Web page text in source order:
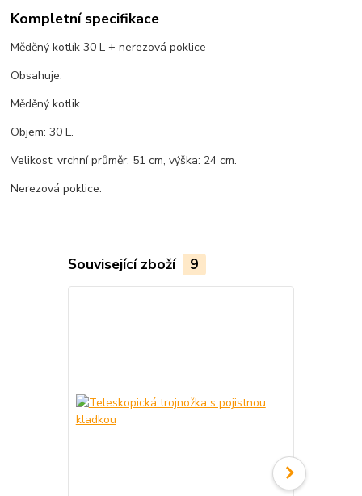
Kompletní specifikace
Měděný kotlík 30 L + nerezová poklice
Obsahuje:
Měděný kotlik.
Objem: 30 L.
Velikost: vrchní průměr: 51 cm, výška: 24 cm.
Nerezová poklice.
Související zboží 9